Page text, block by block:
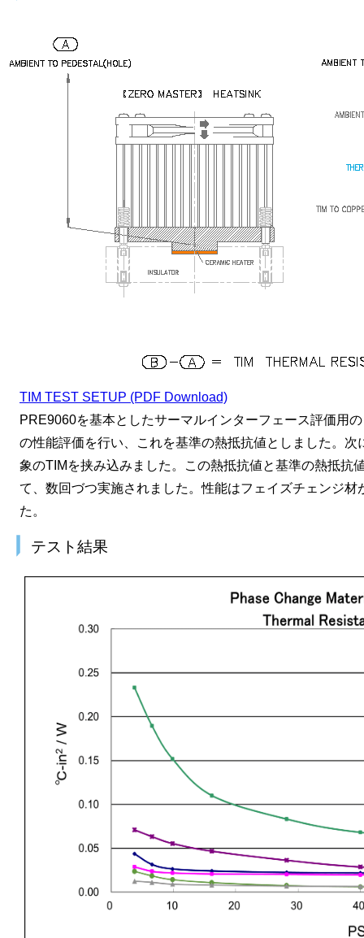
TIM TEST SETUP (PDF Download)
PRE9060を基本としたサーマルインターフェース評価用
の性能評価を行い、これを基準の熱抵抗値としました。
象のTIMを挟み込みました。この熱抵抗値と基準の熱抵抗
て、数回づつ実施されました。性能はフェイズチェンジ
た。
テスト結果